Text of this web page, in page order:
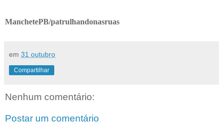
ManchetePB/patrulhandonasruas
em 31 outubro
Compartilhar
Nenhum comentário:
Postar um comentário